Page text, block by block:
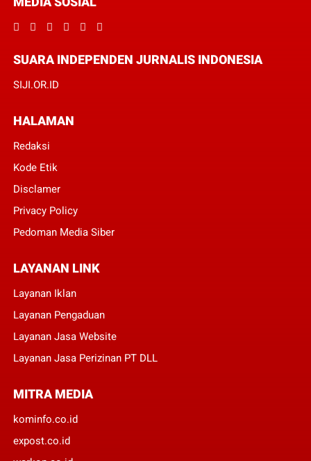
SUARA INDEPENDEN JURNALIS INDONESIA
SIJI.OR.ID
HALAMAN
Redaksi
Kode Etik
Disclamer
Privacy Policy
Pedoman Media Siber
LAYANAN LINK
Layanan Iklan
Layanan Pengaduan
Layanan Jasa Website
Layanan Jasa Perizinan PT DLL
MITRA MEDIA
kominfo.co.id
expost.co.id